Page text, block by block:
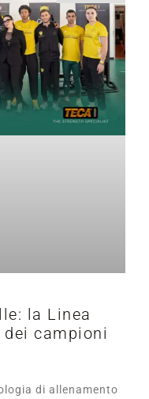
la Linea
campioni
di allenamento